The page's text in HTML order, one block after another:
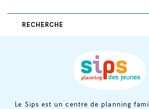
Le Sips est un centre de planning